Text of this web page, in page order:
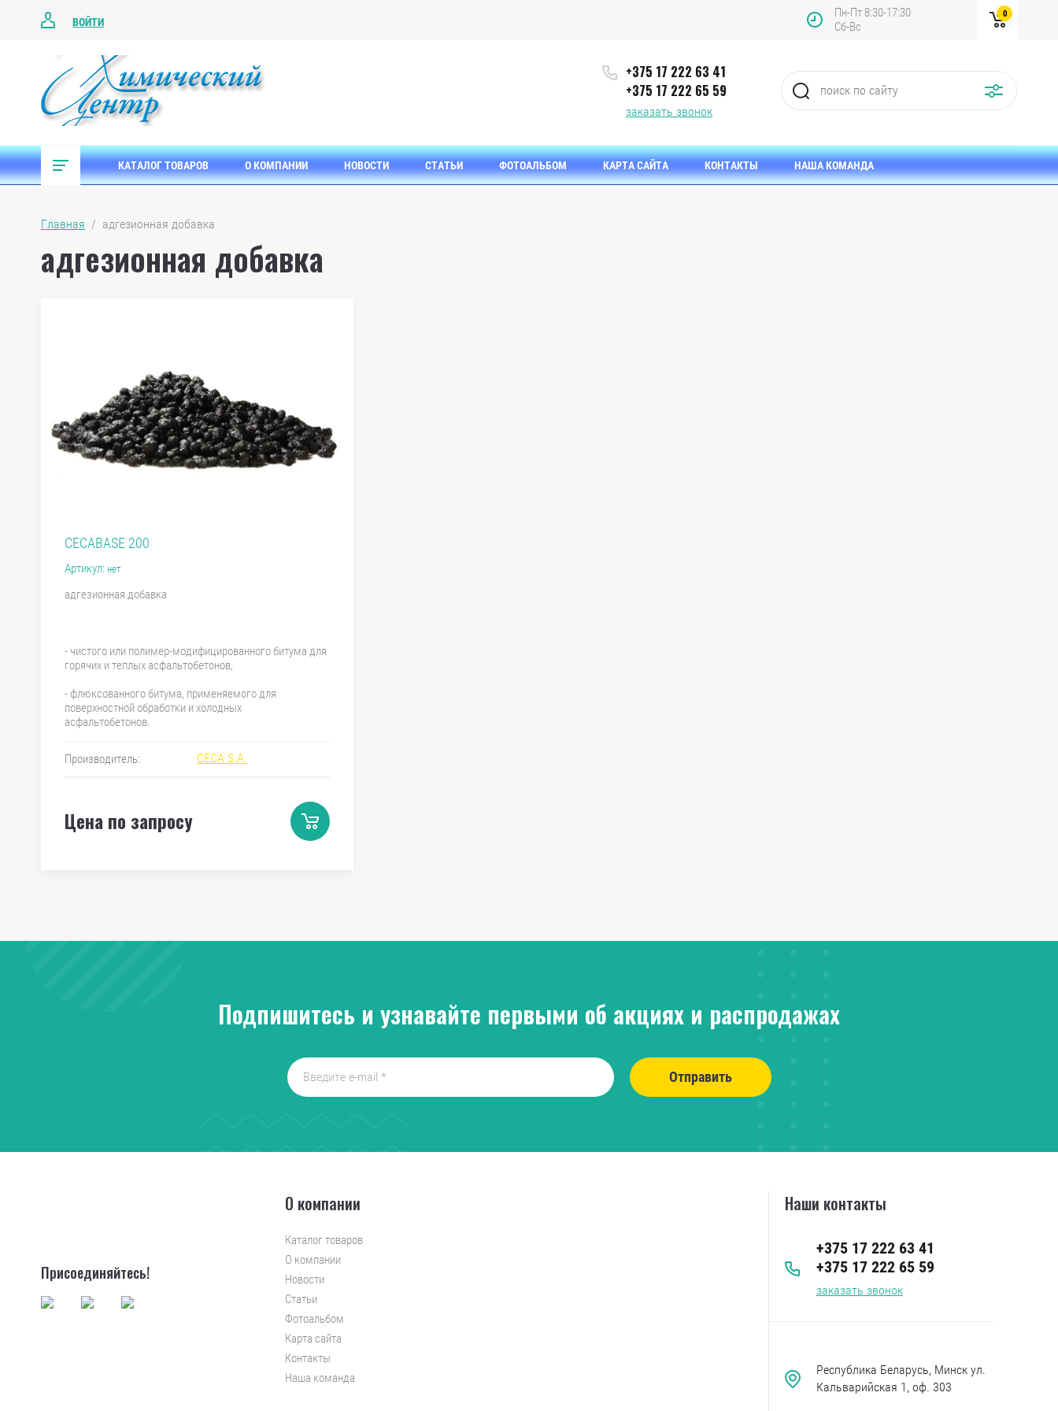
ВОЙТИ
Пн-Пт 8:30-17:30
Сб-Вс
0
+375 17 222 63 41
+375 17 222 65 59
заказать звонок
КАТАЛОГ ТОВАРОВ О КОМПАНИИ НОВОСТИ СТАТЬИ ФОТОАЛЬБОМ КАРТА САЙТА КОНТАКТЫ НАША КОМАНДА
Главная
  /  адгезионная добавка
адгезионная добавка
CECABASE 200
Артикул: нет
адгезионная добавка
- чистого или полимер-модифицированного битума для
горячих и теплых асфальтобетонов,
- флюксованного битума, применяемого для
поверхностной обработки и холодных
асфальтобетонов.
Производитель: CECA S.A.
Цена по запросу
Подпишитесь и узнавайте первыми об акциях и распродажах
Отправить
Присоединяйтесь!
О компании
Каталог товаров
О компании
Новости
Статьи
Фотоальбом
Карта сайта
Контакты
Наша команда
Наши контакты
+375 17 222 63 41
+375 17 222 65 59
заказать звонок
Республика Беларусь, Минск ул.
Кальварийская 1, оф. 303